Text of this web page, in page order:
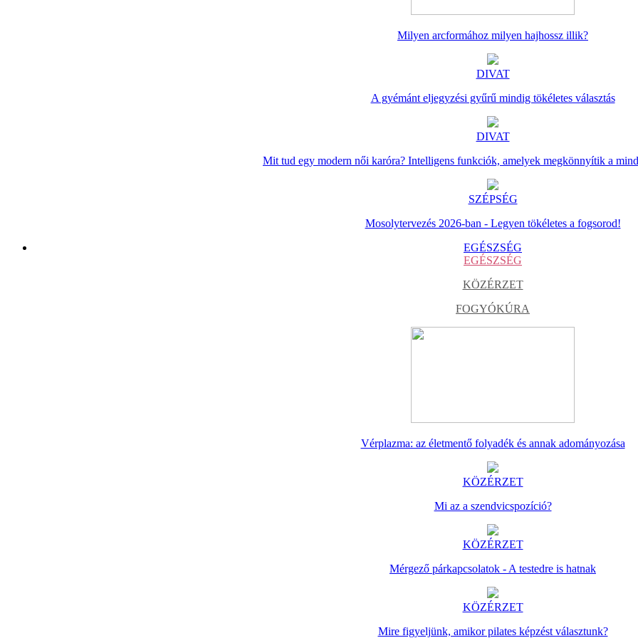
Milyen arcformához milyen hajhossz illik?
DIVAT
A gyémánt eljegyzési gyűrű mindig tökéletes választás
DIVAT
Mit tud egy modern női karóra? Intelligens funkciók, amelyek megkönnyítik a
SZÉPSÉG
Mosolytervezés 2026-ban - Legyen tökéletes a fogsorod!
EGÉSZSÉG
EGÉSZSÉG
KÖZÉRZET
FOGYÓKÚRA
Vérplazma: az életmentő folyadék és annak adományozása
KÖZÉRZET
Mi az a szendvicspozíció?
KÖZÉRZET
Mérgező párkapcsolatok - A testedre is hatnak
KÖZÉRZET
Mire figyeljünk, amikor pilates képzést választunk?